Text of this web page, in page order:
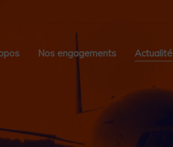
Nos engagements Actualité